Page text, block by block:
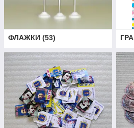
ФЛАЖКИ (53)